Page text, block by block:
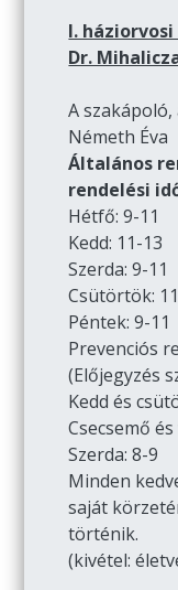
I.
Dr.
A szakápoló,
Németh Éva
Általános
rendelési
Hétfő: 9-11
Kedd: 11-13
Szerda: 9-11
Csütörtök:
Péntek: 9-11
Prevenciós
(Előjegyzés
Kedd és
Csecsemő
Szerda: 8-9
Minden
saját
történik.
(kivétel: